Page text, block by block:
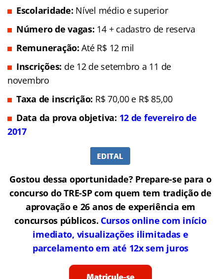
Escolaridade: Nível médio e superior
Número de vagas: 14 + cadastro de reserva
Remuneração: Até R$ 12 mil
Inscrições: de 12 de setembro a 11 de
novembro
Taxa de inscrição: R$ 70,00 e R$ 85,00
Data da prova objetiva: 12 de fevereiro de
2017
Gostou dessa oportunidade? Prepare-se para o
concurso do TRE-SP com quem tem tradição de
aprovação e 26 anos de experiência em
concursos públicos. Cursos online com início
imediato, visualizações ilimitadas e
parcelamento em até 12x sem juros